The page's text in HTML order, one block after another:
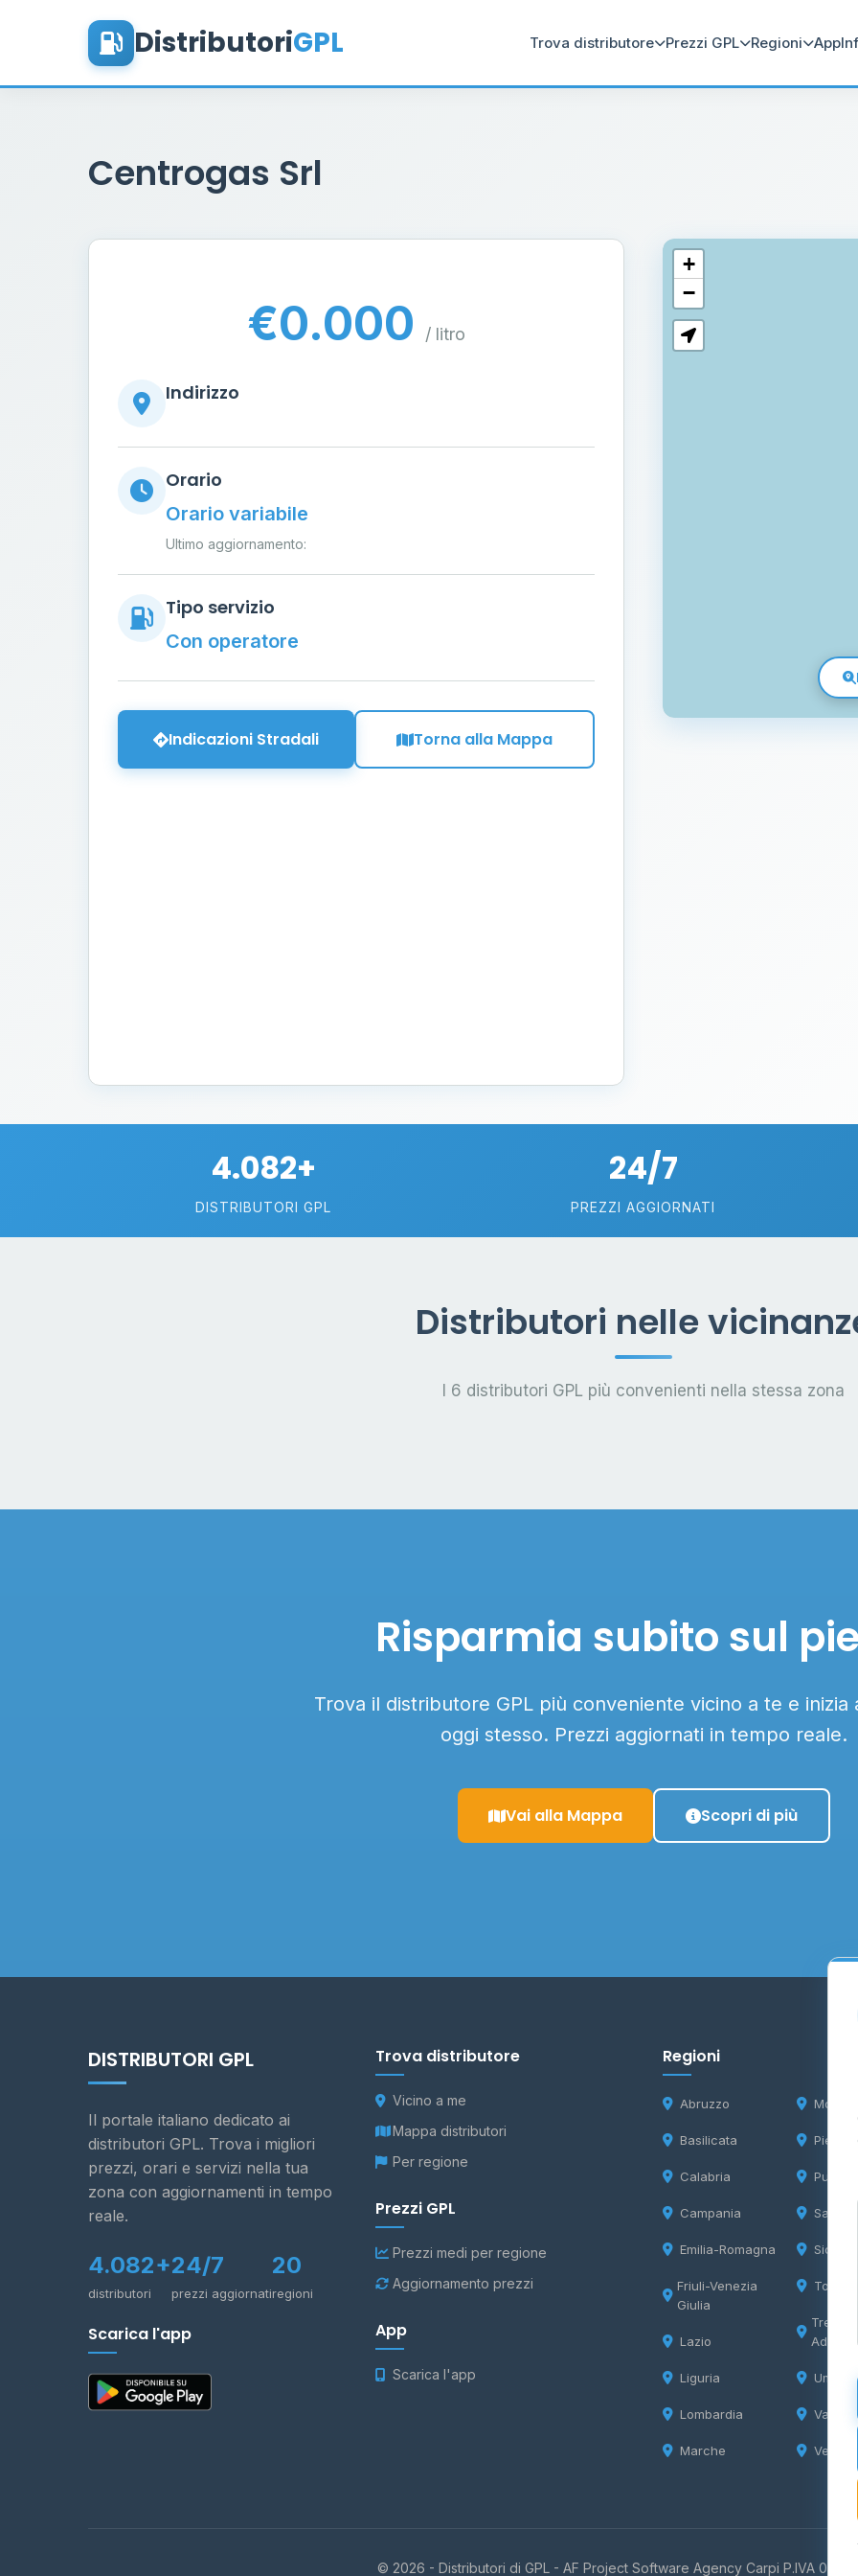
DistributoriGPL Trova distributore Prezzi GPL Regioni App
Centrogas Srl
€0.000 / litro
Indirizzo
Orario
Orario variabile
Ultimo aggiornamento:
Tipo servizio
Con operatore
Indicazioni Stradali Torna alla Mappa
+
−
4.082+
DISTRIBUTORI GPL
24/7
PREZZI AGGIORNATI
Distributori nelle
I 6 distributori GPL più convenienti nella stessa zona
Risparmia subito sul
Trova il distributore GPL più conveniente vicino a te e inizia
oggi stesso. Prezzi aggiornati in tempo reale.
Vai alla Mappa Scopri di più
DISTRIBUTORI GPL
Il portale italiano dedicato ai
distributori GPL. Trova i migliori
prezzi, orari e servizi nella tua
zona con aggiornamenti in tempo
reale.
4.082+
distributori
24/7
prezzi aggiornati
20
regioni
Scarica l'app
Trova distributore
Vicino a me
Mappa distributori
Per regione
Prezzi GPL
Prezzi medi per regione
Aggiornamento prezzi
App
Scarica l'app
Regioni
Abruzzo
Basilicata
Calabria
Campania
Emilia-Romagna
Friuli-Venezia
Giulia
Lazio
Liguria
Lombardia
Marche
Molise
Puglia
Sicilia
Toscana
Adige
Umbria
Valle
Veneto
© 2026 - Distributori di GPL - AF Project Software Agency Carpi P.IVA